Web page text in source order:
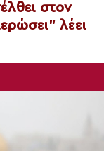
στον
λέει